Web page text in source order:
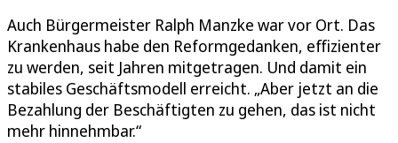
Auch Bürgermeister Ralph Manzke war vor Ort. Das
Krankenhaus habe den Reformgedanken, effizienter
zu werden, seit Jahren mitgetragen. Und damit ein
stabiles Geschäftsmodell erreicht. „Aber jetzt an die
Bezahlung der Beschäftigten zu gehen, das ist nicht
mehr hinnehmbar.“